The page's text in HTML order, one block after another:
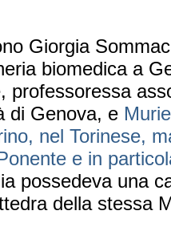
Giorgia
biomedica a
professoressa
di Genova, e
nel Torinese,
e in
possedeva una
della stessa